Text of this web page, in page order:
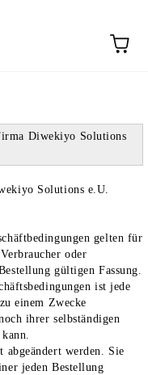
Diwekiyo Solutions
Solutions e.U.
gelten für
oder
gültigen Fassung.
ist jede
einem Zwecke
ihrer selbständigen
werden. Sie
jeden Bestellung